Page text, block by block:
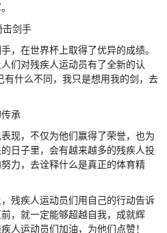
击剑手
，在世界杯上取得了优异的成绩。
们对残疾人运动员有了全新的认
有什么不同，我只是想用我的剑，去
承
现，不仅为他们赢得了荣誉，也为
日子里，会有越来越多的残疾人投
力，去诠释什么是真正的体育精
残疾人运动员们用自己的行动告诉
，就一定能够超越自我，成就辉
人运动员们加油，为他们点赞！